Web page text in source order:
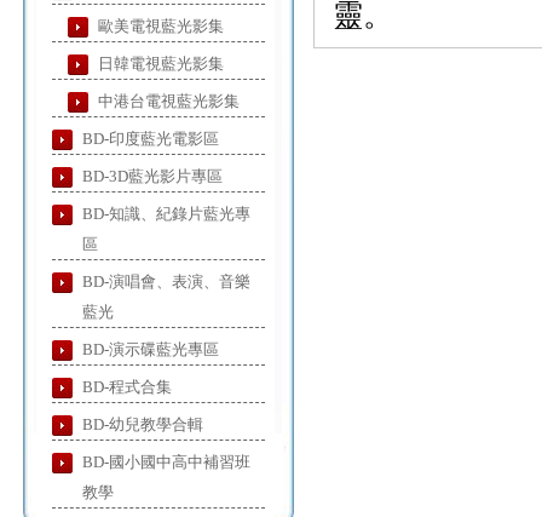
歐美電視藍光影集
日韓電視藍光影集
中港台電視藍光影集
BD-印度藍光電影區
BD-3D藍光影片專區
BD-知識、紀錄片藍光專
區
BD-演唱會、表演、音樂
藍光
BD-演示碟藍光專區
BD-程式合集
BD-幼兒教學合輯
BD-國小國中高中補習班
教學
靈。